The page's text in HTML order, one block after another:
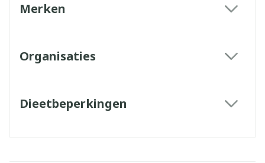
Merken
Organisaties
Dieetbeperkingen